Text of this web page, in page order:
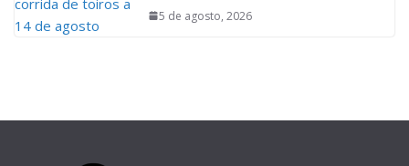
5 de agosto, 2026